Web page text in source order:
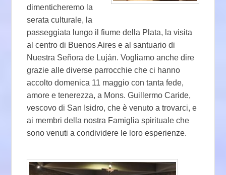
dimenticheremo la
serata culturale, la
passeggiata lungo il fiume della Plata, la visita
al centro di Buenos Aires e al santuario di
Nuestra Señora de Luján. Vogliamo anche dire
grazie alle diverse parrocchie che ci hanno
accolto domenica 11 maggio con tanta fede,
amore e tenerezza, a Mons. Guillermo Caride,
vescovo di San Isidro, che è venuto a trovarci, e
ai membri della nostra Famiglia spirituale che
sono venuti a condividere le loro esperienze.